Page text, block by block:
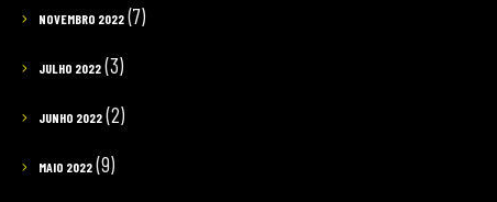
NOVEMBRO 2022 (7)
JULHO 2022 (3)
JUNHO 2022 (2)
MAIO 2022 (9)